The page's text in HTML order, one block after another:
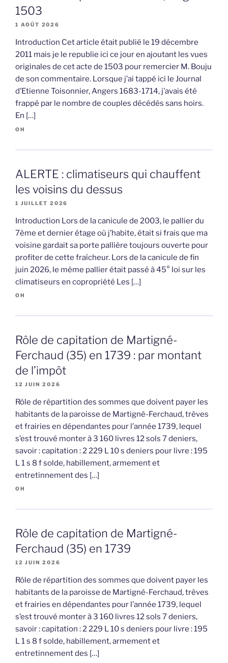
1503
1 AOÛT 2026
Introduction Cet article était publié le 19 décembre
2011 mais je le republie ici ce jour en ajoutant les vues
originales de cet acte de 1503 pour remercier M. Bouju
de son commentaire. Lorsque j’ai tappé ici le Journal
d’Etienne Toisonnier, Angers 1683-1714, j’avais été
frappé par le nombre de couples décédés sans hoirs.
En […]
OH
ALERTE : climatiseurs qui chauffent
les voisins du dessus
1 JUILLET 2026
Introduction Lors de la canicule de 2003, le pallier du
7ème et dernier étage où j’habite, était si frais que ma
voisine gardait sa porte pallière toujours ouverte pour
profiter de cette fraîcheur. Lors de la canicule de fin
juin 2026, le même pallier était passé à 45° loi sur les
climatiseurs en copropriété Les […]
OH
Rôle de capitation de Martigné-
Ferchaud (35) en 1739 : par montant
de l’impôt
12 JUIN 2026
Rôle de répartition des sommes que doivent payer les
habitants de la paroisse de Martigné-Ferchaud, trèves
et frairies en dépendantes pour l’année 1739, lequel
s’est trouvé monter à 3 160 livres 12 sols 7 deniers,
savoir : capitation : 2 229 L 10 s deniers pour livre : 195
L 1 s 8 f solde, habillement, armement et
entretinnement des […]
OH
Rôle de capitation de Martigné-
Ferchaud (35) en 1739
12 JUIN 2026
Rôle de répartition des sommes que doivent payer les
habitants de la paroisse de Martigné-Ferchaud, trèves
et frairies en dépendantes pour l’année 1739, lequel
s’est trouvé monter à 3 160 livres 12 sols 7 deniers,
savoir : capitation : 2 229 L 10 s deniers pour livre : 195
L 1 s 8 f solde, habillement, armement et
entretinnement des […]